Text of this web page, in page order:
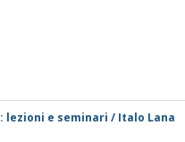
lezioni e seminari / Italo Lana